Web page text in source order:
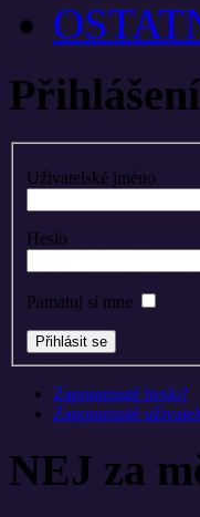
Přihlášení
Uživatelské jméno
Heslo
Pamatuj si mne
Zapomenuté heslo?
Zapomenuté
NEJ za